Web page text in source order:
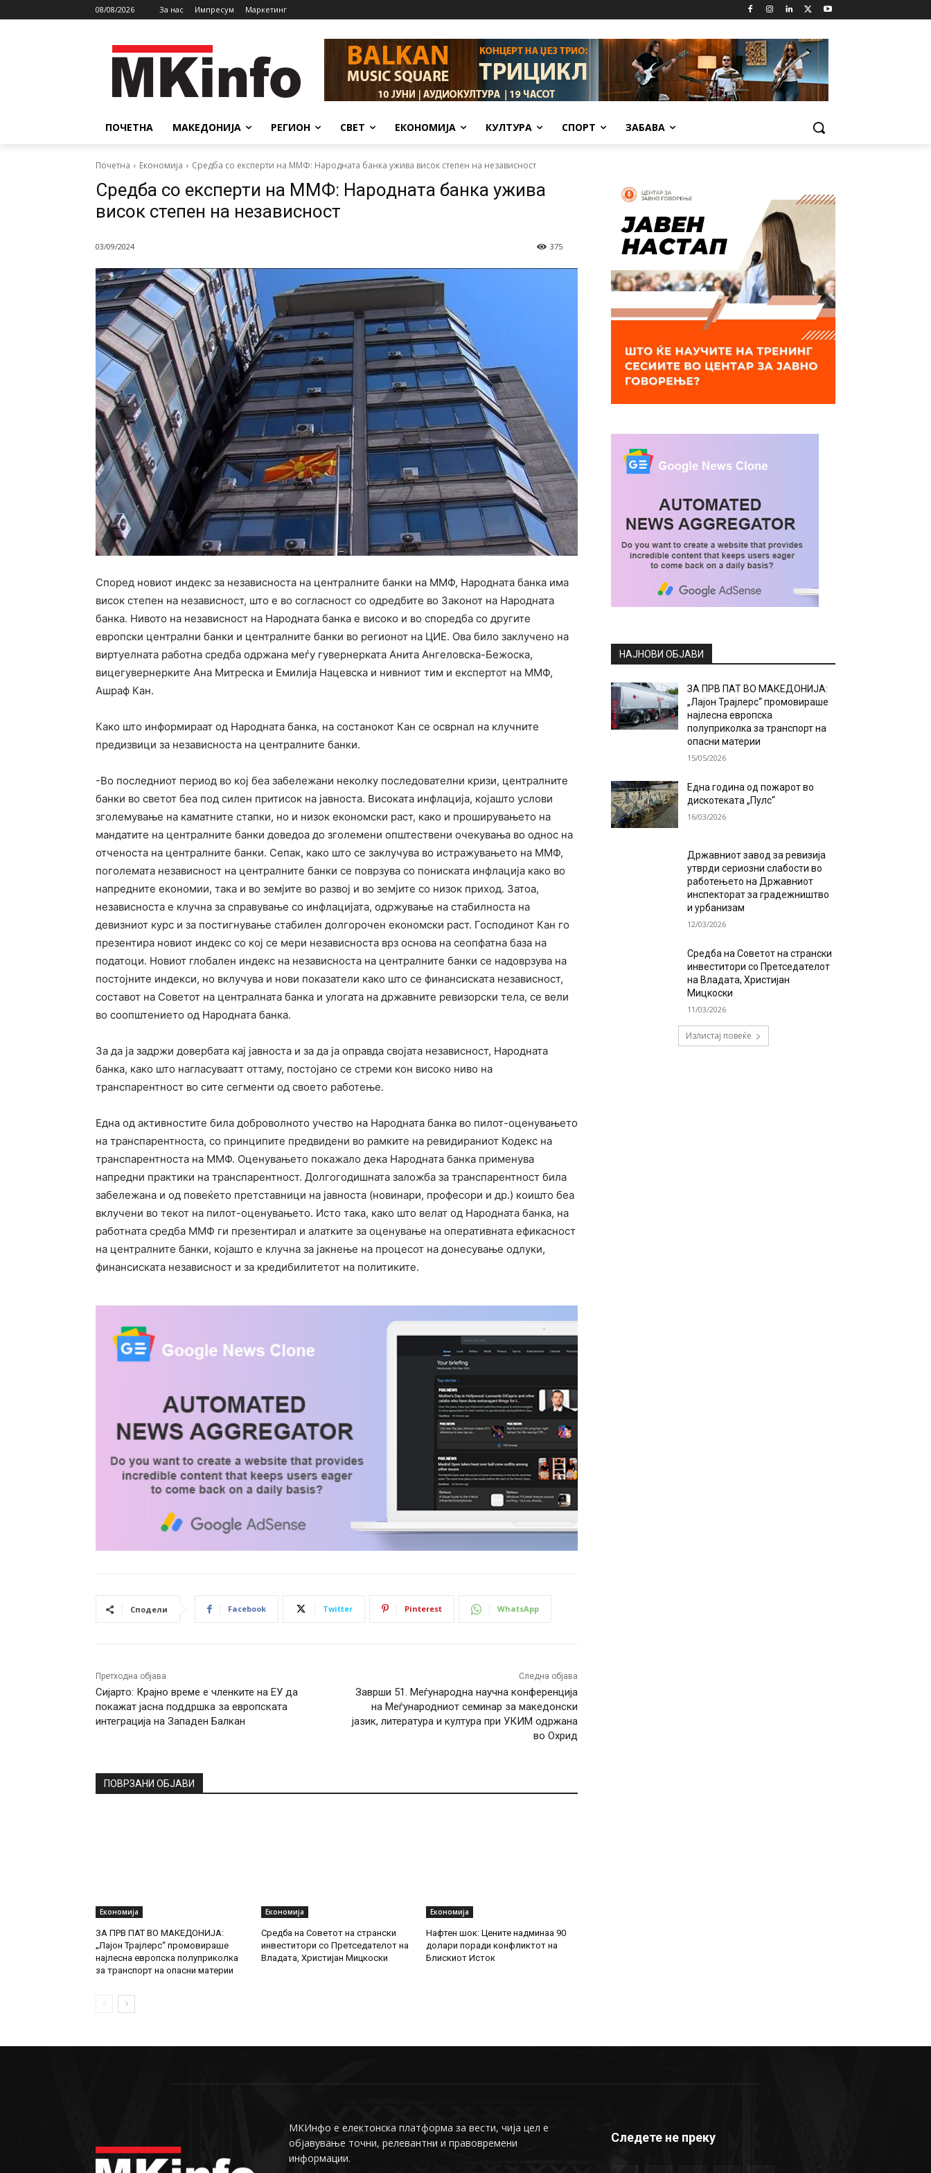
08/08/2026 За нас Импресум Маркетинг
ПОЧЕТНА МАКЕДОНИЈА РЕГИОН СВЕТ ЕКОНОМИЈА КУЛТУРА СПОРТ ЗАБАВА
Почетна Економија Средба со експерти на ММФ: Народната банка ужива висок степен на независност
Средба со експерти на ММФ: Народната банка ужива
висок степен на независност
03/09/2024 375
Според новиот индекс за независноста на централните банки на ММФ, Народната банка има
висок степен на независност, што е во согласност со одредбите во Законот на Народната
банка. Нивото на независност на Народната банка е високо и во споредба со другите
европски централни банки и централните банки во регионот на ЦИЕ. Ова било заклучено на
виртуелната работна средба одржана меѓу гувернерката Анита Ангеловска-Бежоска,
вицегувернерките Ана Митреска и Емилија Нацевска и нивниот тим и експертот на ММФ,
Ашраф Кан.
Како што информираат од Народната банка, на состанокот Кан се осврнал на клучните
предизвици за независноста на централните банки.
-Во последниот период во кој беа забележани неколку последователни кризи, централните
банки во светот беа под силен притисок на јавноста. Високата инфлација, којашто услови
зголемување на каматните стапки, но и низок економски раст, како и проширувањето на
мандатите на централните банки доведоа до зголемени општествени очекувања во однос на
отченоста на централните банки. Сепак, како што се заклучува во истражувањето на ММФ,
поголемата независност на централните банки се поврзува со пониската инфлација како во
напредните економии, така и во земјите во развој и во земјите со низок приход. Затоа,
независноста е клучна за справување со инфлацијата, одржување на стабилноста на
девизниот курс и за постигнување стабилен долгорочен економски раст. Господинот Кан го
презентира новиот индекс со кој се мери независноста врз основа на сеопфатна база на
податоци. Новиот глобален индекс на независноста на централните банки се надоврзува на
постојните индекси, но вклучува и нови показатели како што се финансиската независност,
составот на Советот на централната банка и улогата на државните ревизорски тела, се вели
во соопштението од Народната банка.
За да ја задржи довербата кај јавноста и за да ја оправда својата независност, Народната
банка, како што нагласуваатт оттаму, постојано се стреми кон високо ниво на
транспарентност во сите сегменти од своето работење.
Една од активностите била доброволното учество на Народната банка во пилот-оценувањето
на транспарентноста, со принципите предвидени во рамките на ревидираниот Кодекс на
транспарентноста на ММФ. Оценувањето покажало дека Народната банка применува
напредни практики на транспарентност. Долгогодишната заложба за транспарентност била
забележана и од повеќето претставници на јавноста (новинари, професори и др.) коишто беа
вклучени во текот на пилот-оценувањето. Исто така, како што велат од Народната банка, на
работната средба ММФ ги презентирал и алатките за оценување на оперативната ефикасност
на централните банки, којашто е клучна за јакнење на процесот на донесување одлуки,
финансиската независност и за кредибилитетот на политиките.
Сподели Facebook Twitter Pinterest WhatsApp
Претходна објава
Сијарто: Крајно време е членките на ЕУ да
покажат јасна поддршка за европската
интеграција на Западен Балкан
Следна објава
Заврши 51. Меѓународна научна конференција
на Меѓународниот семинар за македонски
јазик, литература и култура при УКИМ одржана
во Охрид
ПОВРЗАНИ ОБЈАВИ
Економија
ЗА ПРВ ПАТ ВО МАКЕДОНИЈА:
„Лајон Трајлерс“ промовираше
најлесна европска полуприколка
за транспорт на опасни материи
Економија
Средба на Советот на странски
инвеститори со Претседателот на
Владата, Христијан Мицкоски
Економија
Нафтен шок: Цените надминаа 90
долари поради конфликтот на
Блискиот Исток
НАЈНОВИ ОБЈАВИ
ЗА ПРВ ПАТ ВО МАКЕДОНИЈА:
„Лајон Трајлерс“ промовираше
најлесна европска
полуприколка за транспорт на
опасни материи
15/05/2026
Една година од пожарот во
дискотеката „Пулс“
16/03/2026
Државниот завод за ревизија
утврди сериозни слабости во
работењето на Државниот
инспекторат за градежништво
и урбанизам
12/03/2026
Средба на Советот на странски
инвеститори со Претседателот
на Владата, Христијан
Мицкоски
11/03/2026
Излистај повеќе
МКИнфо е електонска платформа за вести, чија цел е
објавување точни, релевантни и правовремени
информации.
Следете не преку